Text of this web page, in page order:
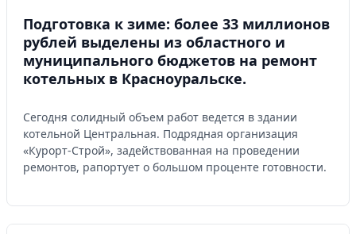
Подготовка к зиме: более 33 миллионов
рублей выделены из областного и
муниципального бюджетов на ремонт
котельных в Красноуральске.
Сегодня солидный объем работ ведется в здании
котельной Центральная. Подрядная организация
«Курорт-Строй», задействованная на проведении
ремонтов, рапортует о большом проценте готовности.